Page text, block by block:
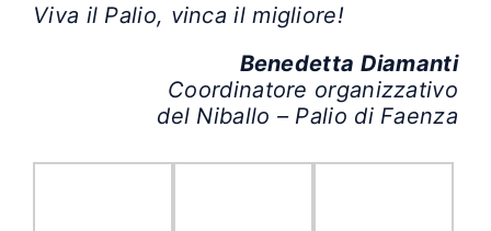
Viva il Palio, vinca il migliore!
Benedetta Diamanti
Coordinatore organizzativo
del Niballo – Palio di Faenza